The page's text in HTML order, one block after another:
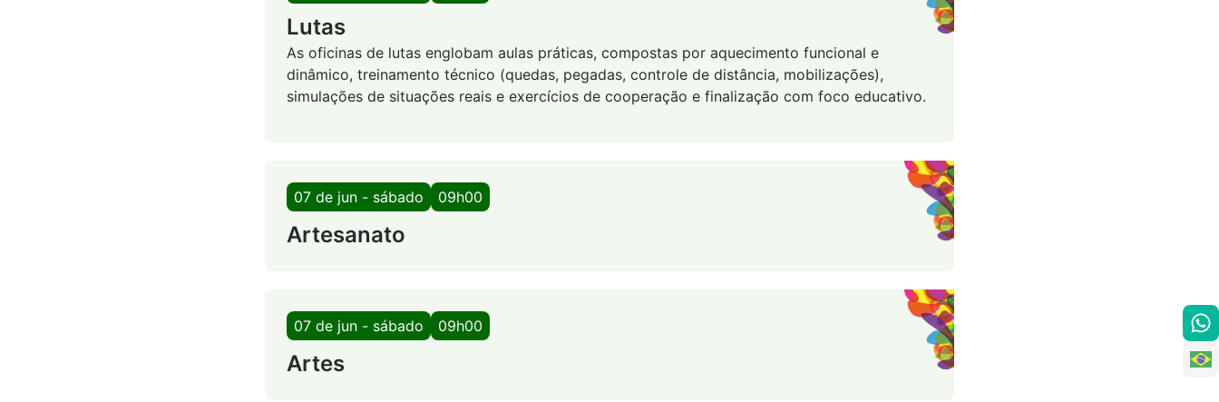
Lutas
As oficinas de lutas englobam aulas práticas, compostas por aquecimento funcional e
dinâmico, treinamento técnico (quedas, pegadas, controle de distância, mobilizações),
simulações de situações reais e exercícios de cooperação e finalização com foco educativo.
07 de jun - sábado 09h00
Artesanato
07 de jun - sábado 09h00
Artes